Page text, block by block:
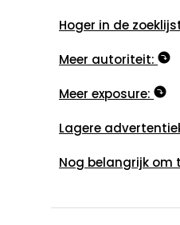
Hoger in de
Meer autoriteit:
Meer exposure:
Lagere
Nog belangrijk om